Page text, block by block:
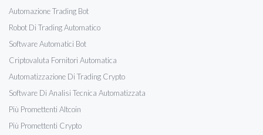
Automazione Trading Bot
Robot Di Trading Automatico
Software Automatici Bot
Criptovaluta Fornitori Automatica
Automatizzazione Di Trading Crypto
Software Di Analisi Tecnica Automatizzata
Più Promettenti Altcoin
Più Promettenti Crypto